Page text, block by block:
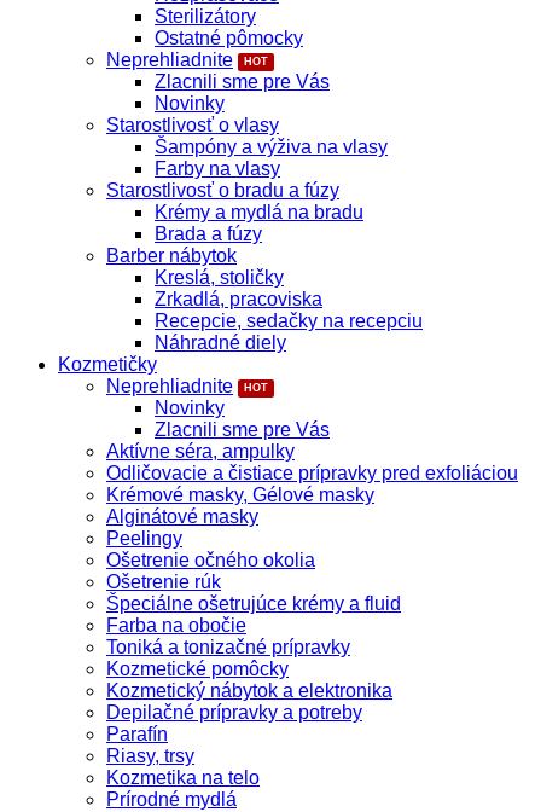
Sterilizátory
Ostatné pômocky
Neprehliadnite
Zlacnili sme pre Vás
Novinky
Starostlivosť o vlasy
Šampóny a výživa na vlasy
Farby na vlasy
Starostlivosť o bradu a fúzy
Krémy a mydlá na bradu
Brada a fúzy
Barber nábytok
Kreslá, stoličky
Zrkadlá, pracoviska
Recepcie, sedačky na recepciu
Náhradné diely
Kozmetičky
Neprehliadnite
Novinky
Zlacnili sme pre Vás
Aktívne séra, ampulky
Odličovacie a čistiace prípravky pred exfoliáciou
Krémové masky, Gélové masky
Alginátové masky
Peelingy
Ošetrenie očného okolia
Ošetrenie rúk
Špeciálne ošetrujúce krémy a fluid
Farba na obočie
Toniká a tonizačné prípravky
Kozmetické pomôcky
Kozmetický nábytok a elektronika
Depilačné prípravky a potreby
Parafín
Riasy, trsy
Kozmetika na telo
Prírodné mydlá